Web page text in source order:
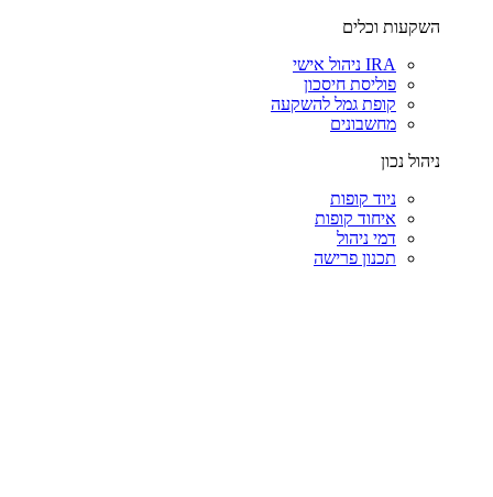
השקעות וכלים
IRA ניהול אישי
פוליסת חיסכון
קופת גמל להשקעה
מחשבונים
ניהול נכון
ניוד קופות
איחוד קופות
דמי ניהול
תכנון פרישה